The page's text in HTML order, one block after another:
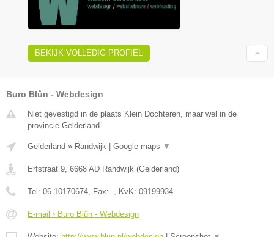
BEKIJK VOLLEDIG PROFIEL
Buro Blûn - Webdesign
Niet gevestigd in de plaats Klein Dochteren, maar wel in de
provincie Gelderland.
Gelderland » Randwijk Google maps ▼
Erfstraat 9, 6668 AD Randwijk (Gelderland)
Tel: 06 10170674, Fax: -, KvK: 09199934
E-mail › Buro Blûn - Webdesign